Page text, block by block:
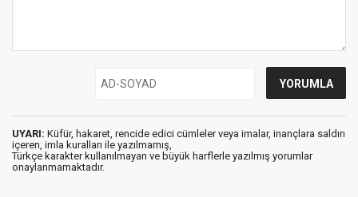
UYARI: Küfür, hakaret, rencide edici cümleler veya imalar, inançlara saldırı
içeren, imla kuralları ile yazılmamış,
Türkçe karakter kullanılmayan ve büyük harflerle yazılmış yorumlar
onaylanmamaktadır.